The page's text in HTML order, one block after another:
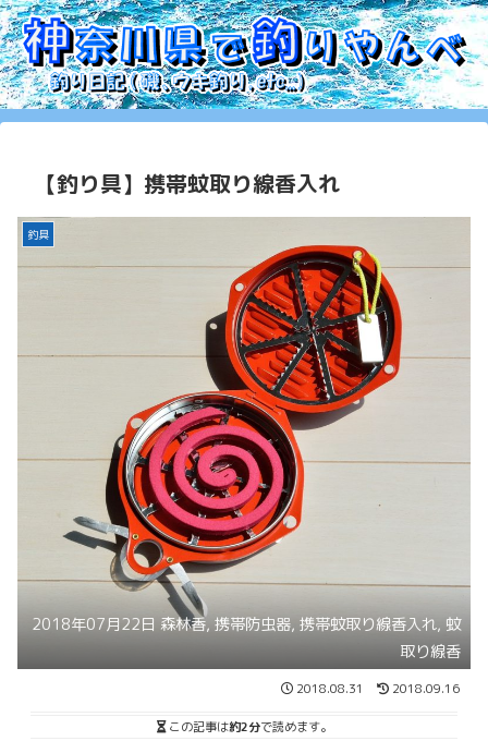
【釣り具】携帯蚊取り線香入れ
釣具
2018年07月22日 森林香, 携帯防虫器, 携帯蚊取り線香入れ, 蚊
取り線香
2018.08.31 2018.09.16
この記事は約2分で読めます。